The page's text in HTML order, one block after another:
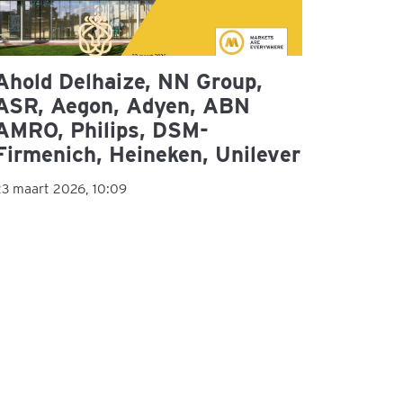
Delhaize, NN Group,
Aegon, Adyen, ABN
Philips, DSM-
Heineken, Unilever
maart 2026, 10:09